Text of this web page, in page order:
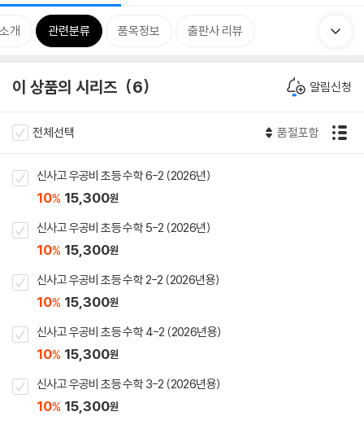
개 관련분류 품목정보 출판사 리뷰
이 상품의 시리즈 6 알림신청
전체선택 품절포함
신사고 우공비 초등 수학 6-2 (2026년)
10% 15,300원
신사고 우공비 초등 수학 5-2 (2026년)
10% 15,300원
신사고 우공비 초등 수학 2-2 (2026년용)
10% 15,300원
신사고 우공비 초등 수학 4-2 (2026년용)
10% 15,300원
신사고 우공비 초등 수학 3-2 (2026년용)
10% 15,300원